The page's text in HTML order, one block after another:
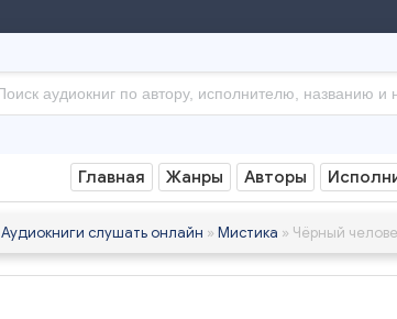
Главная Жанры Авторы
Аудиокниги слушать онлайн » Мистика » Чёрный